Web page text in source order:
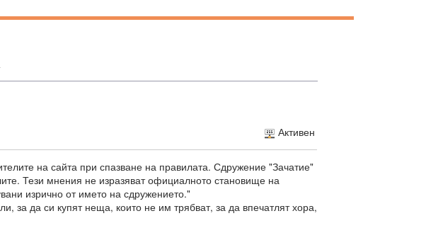
Активен
на сайта при спазване на правилата. Сдружение "Зачатие"
Тези мнения не изразяват официалното становище на
изрично от името на сдружението."
за да си купят неща, които не им трябват, за да впечатлят хора,